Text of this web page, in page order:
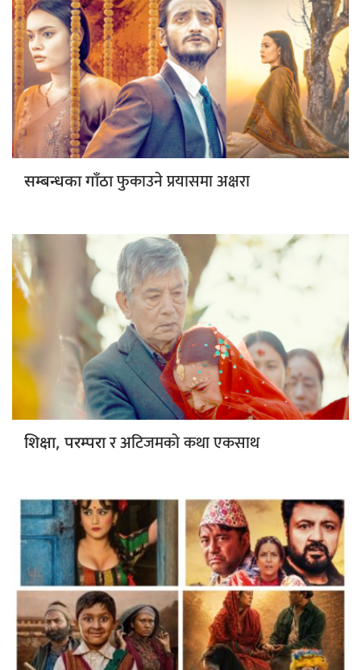
सम्बन्धका गाँठाफुकाउने प्रयासमा अक्षरा
शिक्षा, परम्परार अटिजमको कथा एकसाथ